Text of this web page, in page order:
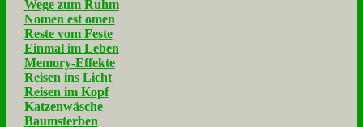
Wege zum Ruhm
Nomen est omen
Reste vom Feste
Einmal im Leben
Memory-Effekte
Reisen ins Licht
Reisen im Kopf
Katzenwäsche
Baumsterben